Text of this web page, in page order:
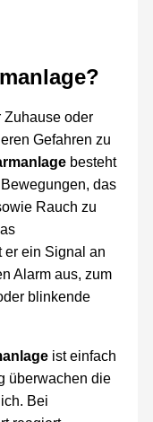
oder
Gefahren zu
besteht
das
Rauch zu
er ein Signal an
Alarm aus, zum
blinkende
ist einfach
überwachen die
Bei